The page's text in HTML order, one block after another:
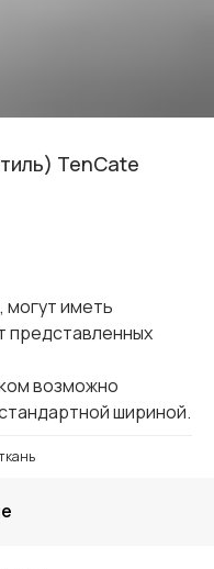
TenCate
могут иметь
представленных
возможно
шириной.